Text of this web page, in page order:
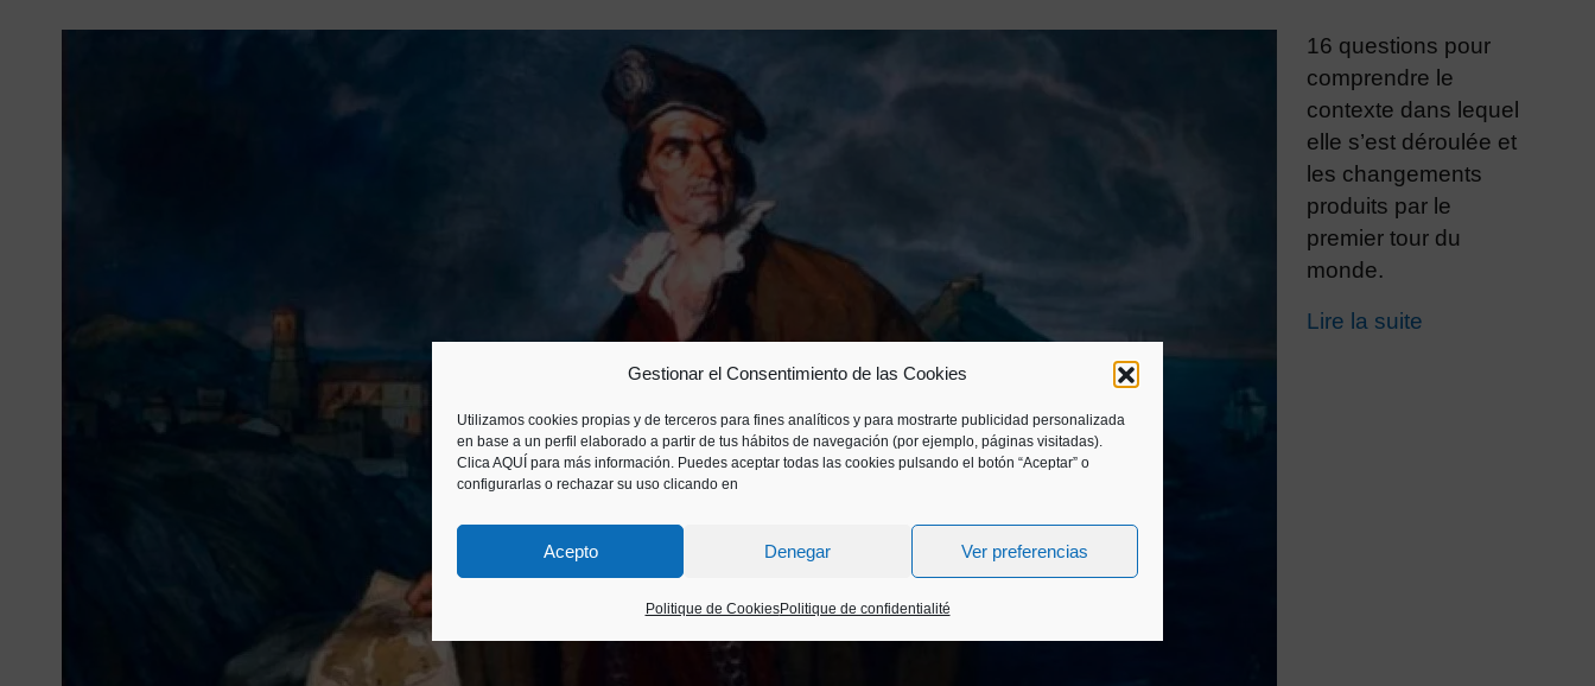
Gestionar el Consentimiento de las Cookies
Utilizamos cookies propias y de terceros para fines analíticos y para mostrarte publicidad personalizada
en base a un perfil elaborado a partir de tus hábitos de navegación (por ejemplo, páginas visitadas).
Clica AQUÍ para más información. Puedes aceptar todas las cookies pulsando el botón “Aceptar” o
configurarlas o rechazar su uso clicando en
Acepto Denegar Ver preferencias
Politique de CookiesPolitique de confidentialité
16 questions pour
comprendre le
contexte dans lequel
elle s’est déroulée et
les changements
produits par le
premier tour du
monde.
Lire la suite